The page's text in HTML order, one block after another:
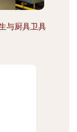
与厨具卫具